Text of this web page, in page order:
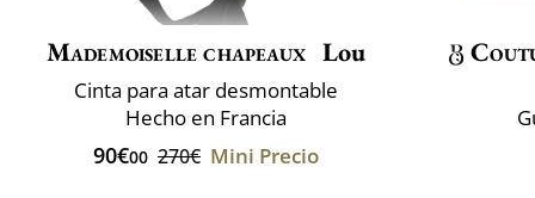
Mademoiselle chapeaux Lou
Cinta para atar desmontable
Hecho en Francia
90€00 270€ Mini Precio